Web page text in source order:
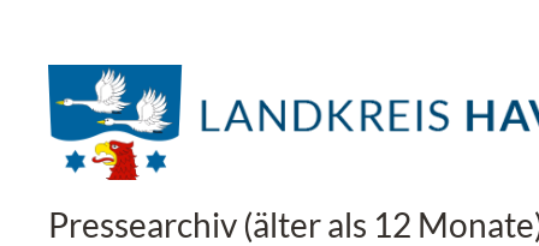
Pressearchiv (älter als 12